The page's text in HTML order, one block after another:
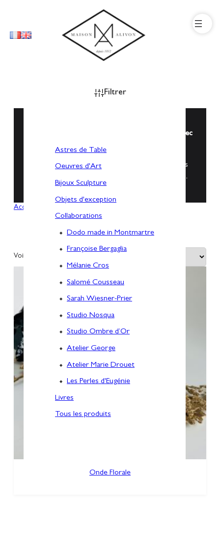
Filtrer
Astres de Table
Oeuvres d'Art
Bijoux Sculpture
Objets d'exception
Collaborations
Dodo made in Montmartre
Françoise Bergaglia
Mélanie Cros
Salomé Cousseau
Sarah Wiesner-Prier
Studio Nosqua
Studio Ombre d’Or
Atelier George
Atelier Marie Drouet
Les Perles d'Eugénie
Livres
Tous les produits
Vous souhaitez personnaliser votre objet d’Art avec
un mot, une intention ?
Dites nous le mot qui a du sens pour vous et nous
imaginerons une création sur mesure pour vous…
Accueil
Sarah Wiesner-Prier
Voici le seul résultat
Onde Florale